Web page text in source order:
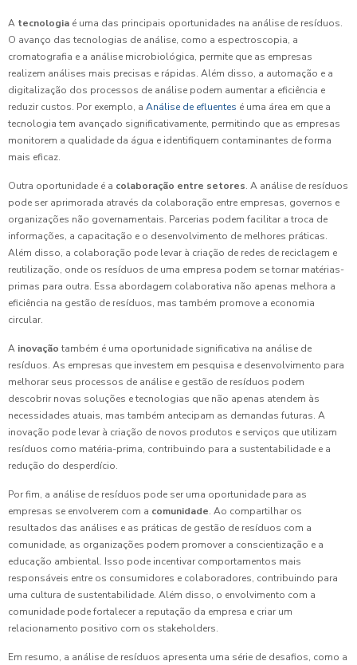
A tecnologia é uma das principais oportunidades na análise de resíduos.
O avanço das tecnologias de análise, como a espectroscopia, a
cromatografia e a análise microbiológica, permite que as empresas
realizem análises mais precisas e rápidas. Além disso, a automação e a
digitalização dos processos de análise podem aumentar a eficiência e
reduzir custos. Por exemplo, a Análise de efluentes é uma área em que a
tecnologia tem avançado significativamente, permitindo que as empresas
monitorem a qualidade da água e identifiquem contaminantes de forma
mais eficaz.
Outra oportunidade é a colaboração entre setores. A análise de resíduos
pode ser aprimorada através da colaboração entre empresas, governos e
organizações não governamentais. Parcerias podem facilitar a troca de
informações, a capacitação e o desenvolvimento de melhores práticas.
Além disso, a colaboração pode levar à criação de redes de reciclagem e
reutilização, onde os resíduos de uma empresa podem se tornar matérias-
primas para outra. Essa abordagem colaborativa não apenas melhora a
eficiência na gestão de resíduos, mas também promove a economia
circular.
A inovação também é uma oportunidade significativa na análise de
resíduos. As empresas que investem em pesquisa e desenvolvimento para
melhorar seus processos de análise e gestão de resíduos podem
descobrir novas soluções e tecnologias que não apenas atendem às
necessidades atuais, mas também antecipam as demandas futuras. A
inovação pode levar à criação de novos produtos e serviços que utilizam
resíduos como matéria-prima, contribuindo para a sustentabilidade e a
redução do desperdício.
Por fim, a análise de resíduos pode ser uma oportunidade para as
empresas se envolverem com a comunidade. Ao compartilhar os
resultados das análises e as práticas de gestão de resíduos com a
comunidade, as organizações podem promover a conscientização e a
educação ambiental. Isso pode incentivar comportamentos mais
responsáveis entre os consumidores e colaboradores, contribuindo para
uma cultura de sustentabilidade. Além disso, o envolvimento com a
comunidade pode fortalecer a reputação da empresa e criar um
relacionamento positivo com os stakeholders.
Em resumo, a análise de resíduos apresenta uma série de desafios, como a